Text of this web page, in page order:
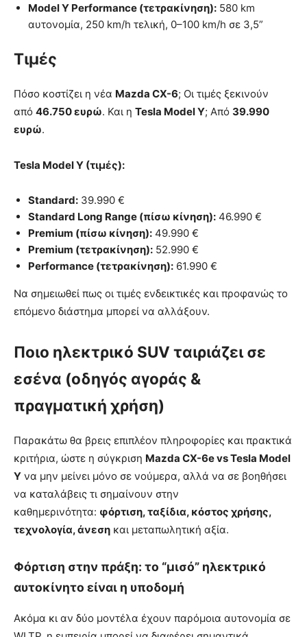
Model Y Performance (τετρακίνηση): 580 km
αυτονομία, 250 km/h τελική, 0–100 km/h σε 3,5”
Τιμές
Πόσο κοστίζει η νέα Mazda CX-6; Οι τιμές ξεκινούν
από 46.750 ευρώ. Και η Tesla Model Y; Από 39.990
ευρώ.
Tesla Model Y (τιμές):
Standard: 39.990 €
Standard Long Range (πίσω κίνηση): 46.990 €
Premium (πίσω κίνηση): 49.990 €
Premium (τετρακίνηση): 52.990 €
Performance (τετρακίνηση): 61.990 €
Να σημειωθεί πως οι τιμές ενδεικτικές και προφανώς το
επόμενο διάστημα μπορεί να αλλάξουν.
Ποιο ηλεκτρικό SUV ταιριάζει σε
εσένα (οδηγός αγοράς &
πραγματική χρήση)
Παρακάτω θα βρεις επιπλέον πληροφορίες και πρακτικά
κριτήρια, ώστε η σύγκριση Mazda CX-6e vs Tesla Model
Y να μην μείνει μόνο σε νούμερα, αλλά να σε βοηθήσει
να καταλάβεις τι σημαίνουν στην
καθημερινότητα: φόρτιση, ταξίδια, κόστος χρήσης,
τεχνολογία, άνεση και μεταπωλητική αξία.
Φόρτιση στην πράξη: το “μισό” ηλεκτρικό
αυτοκίνητο είναι η υποδομή
Ακόμα κι αν δύο μοντέλα έχουν παρόμοια αυτονομία σε